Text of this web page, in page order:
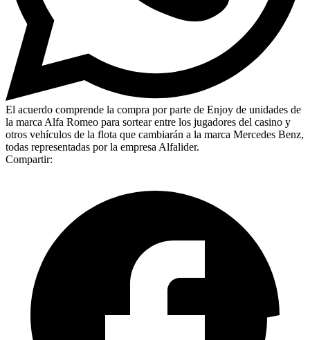
El acuerdo comprende la compra por parte de Enjoy de unidades de
la marca Alfa Romeo para sortear entre los jugadores del casino y
otros vehículos de la flota que cambiarán a la marca Mercedes Benz,
todas representadas por la empresa Alfalider.
Compartir: